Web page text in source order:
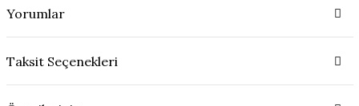
Yorumlar
Taksit Seçenekleri